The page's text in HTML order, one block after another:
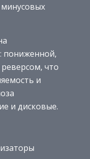
пониженной,
что
и
и дисковые.